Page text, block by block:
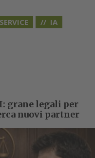
IA
grane legali per
nuovi partner